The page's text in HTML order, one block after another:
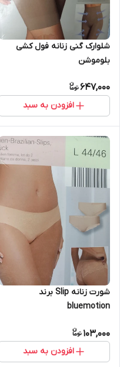
شلوارک گنی زنانه فول کشی
بلوموشن
647,000
افزودن به سبد
شورت زنانه Slip برند
bluemotion
103,000
افزودن به سبد